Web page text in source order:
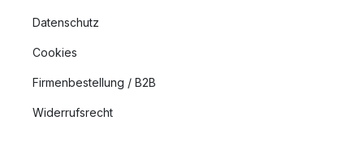
Datenschutz
Cookies
Firmenbestellung / B2B
Widerrufsrecht